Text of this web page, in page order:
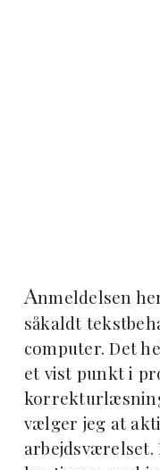
Anmeldelsen
såkaldt
computer. Det
et vist punkt i
vælger jeg at